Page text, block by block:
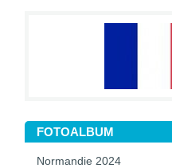
FOTOALBUM
Normandie 2024